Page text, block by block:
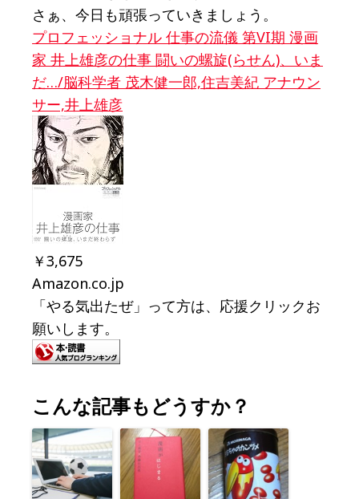
さぁ、今日も頑張っていきましょう。
プロフェッショナル 仕事の流儀 第VI期 漫画
家 井上雄彦の仕事 闘いの螺旋(らせん)、いま
だ…/脳科学者 茂木健一郎,住吉美紀 アナウン
サー,井上雄彦
￥3,675
Amazon.co.jp
「やる気出たぜ」って方は、応援クリックお
願いします。
こんな記事もどうすか？